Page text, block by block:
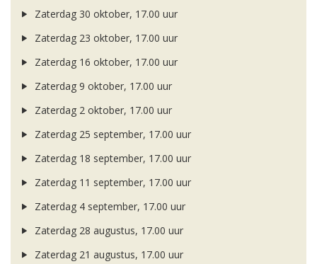
Zaterdag 30 oktober, 17.00 uur
Zaterdag 23 oktober, 17.00 uur
Zaterdag 16 oktober, 17.00 uur
Zaterdag 9 oktober, 17.00 uur
Zaterdag 2 oktober, 17.00 uur
Zaterdag 25 september, 17.00 uur
Zaterdag 18 september, 17.00 uur
Zaterdag 11 september, 17.00 uur
Zaterdag 4 september, 17.00 uur
Zaterdag 28 augustus, 17.00 uur
Zaterdag 21 augustus, 17.00 uur